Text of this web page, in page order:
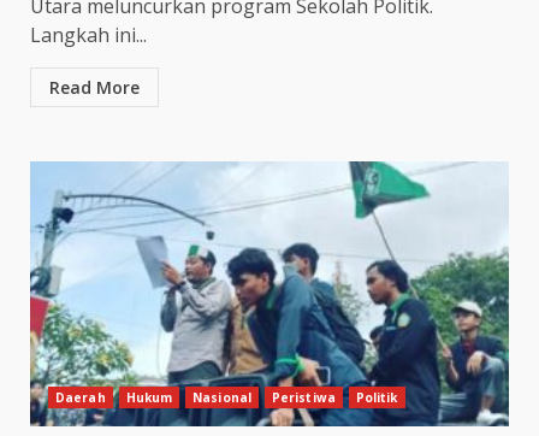
Utara meluncurkan program Sekolah Politik.
Langkah ini...
Read More
Daerah Hukum Nasional Peristiwa Politik